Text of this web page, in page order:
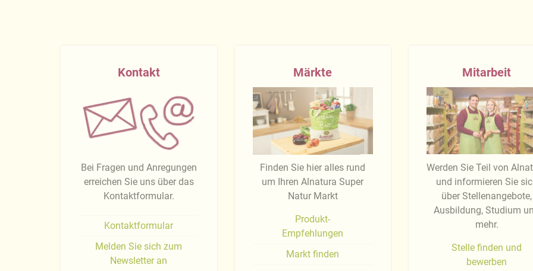
Kontakt
Bei Fragen und Anregungen
erreichen Sie uns über das
Kontaktformular.
Kontaktformular
Melden Sie sich zum
Newsletter an
Märkte
Finden Sie hier alles rund
um Ihren Alnatura Super
Natur Markt
Produkt-
Empfehlungen
Markt finden
Mitarbeit
Werden Sie Teil von
und informieren Sie
über Stellenangebote,
Ausbildung, Studium
mehr.
Stelle finden und
bewerben